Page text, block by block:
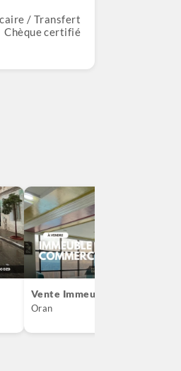
/ Transfert
Chèque certifié
Vente Immeuble Oran
Oran